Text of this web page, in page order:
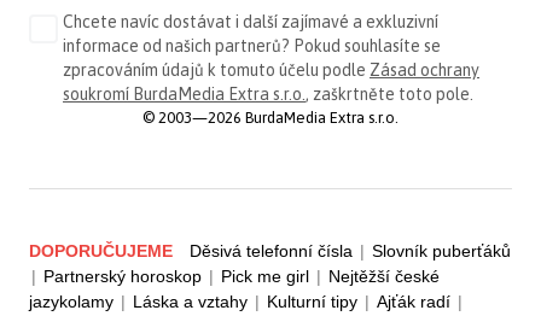
Chcete navíc dostávat i další zajímavé a exkluzivní
informace od našich partnerů? Pokud souhlasíte se
zpracováním údajů k tomuto účelu podle Zásad ochrany
soukromí BurdaMedia Extra s.r.o., zaškrtněte toto pole.
© 2003—2026 BurdaMedia Extra s.r.o.
DOPORUČUJEME Děsivá telefonní čísla | Slovník puberťáků
| Partnerský horoskop | Pick me girl | Nejtěžší české
jazykolamy | Láska a vztahy | Kulturní tipy | Ajťák radí |